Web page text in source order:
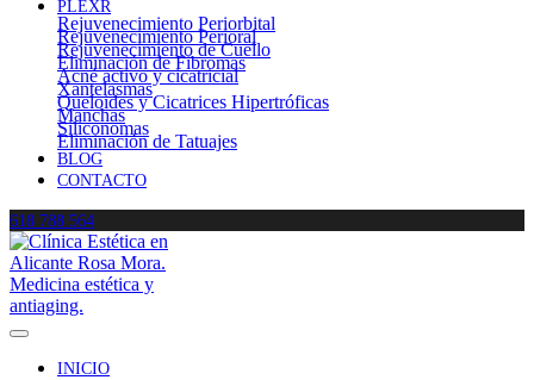
PLEXR
Rejuvenecimiento Periorbital
Rejuvenecimiento Perioral
Rejuvenecimiento de Cuello
Eliminación de Fibromas
Acné activo y cicatricial
Xantelasmas
Queloides y Cicatrices Hipertróficas
Manchas
Siliconomas
Eliminación de Tatuajes
BLOG
CONTACTO
618 788 564
INICIO